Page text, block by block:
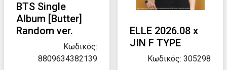
BTS Single
Album [Butter]
Random ver.
Κωδικός:
8809634382139
ELLE 2026.08 x
JIN F TYPE
Κωδικός: 305298